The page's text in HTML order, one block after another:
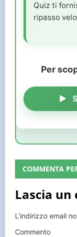
Quiz ti
ripasso
Per
COMMENTA
Lascia
L'indirizzo email
Commento